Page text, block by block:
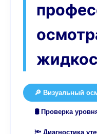
🔎 Визуальный
🛢️ Проверка
🔦 Диагностика